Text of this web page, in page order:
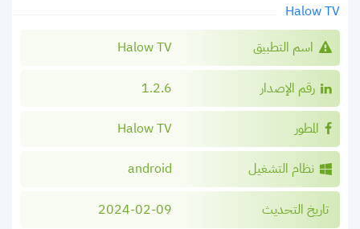
Halow TV
اسم التطبيق
Halow TV
رقم الإصدار 1.2.6
المطور Halow TV
نظام التشغيل android
تاريخ التحديث 2024-02-09